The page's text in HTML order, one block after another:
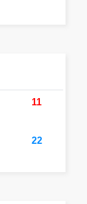
11
22